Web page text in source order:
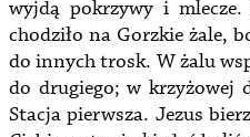
wyjdą pokrzywy i
chodziło na Gorzkie żale,
do innych trosk. W żalu
do drugiego; w krzyżowej
Stacja pierwsza. Jezus